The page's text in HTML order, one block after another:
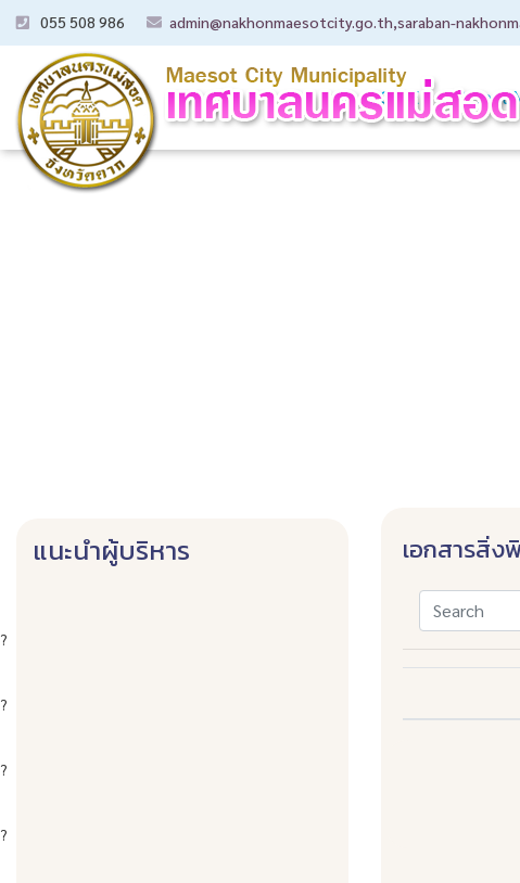
055 508 986 admin@nakhonmaesotcity.go.th,saraban-
HOME About
เอกสารสิ่ง
แนะนำผู้บริหาร